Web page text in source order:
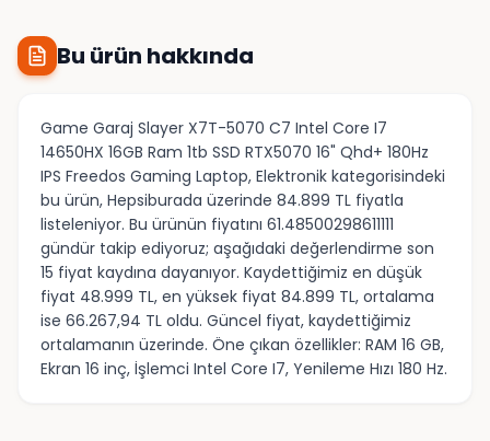
Bu ürün hakkında
Game Garaj Slayer X7T-5070 C7 Intel Core I7
14650HX 16GB Ram 1tb SSD RTX5070 16" Qhd+ 180Hz
IPS Freedos Gaming Laptop, Elektronik kategorisindeki
bu ürün, Hepsiburada üzerinde 84.899 TL fiyatla
listeleniyor. Bu ürünün fiyatını 61.48500298611111
gündür takip ediyoruz; aşağıdaki değerlendirme son
15 fiyat kaydına dayanıyor. Kaydettiğimiz en düşük
fiyat 48.999 TL, en yüksek fiyat 84.899 TL, ortalama
ise 66.267,94 TL oldu. Güncel fiyat, kaydettiğimiz
ortalamanın üzerinde. Öne çıkan özellikler: RAM 16 GB,
Ekran 16 inç, İşlemci Intel Core I7, Yenileme Hızı 180 Hz.